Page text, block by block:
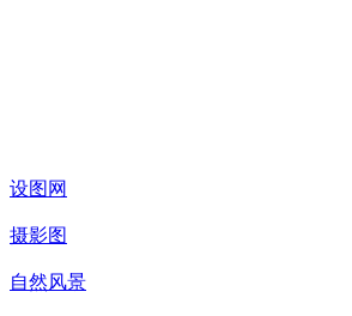
设图网
摄影图
自然风景